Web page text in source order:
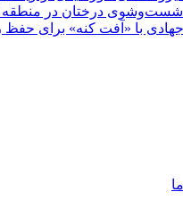
جهادی با «آفت کنه» برای